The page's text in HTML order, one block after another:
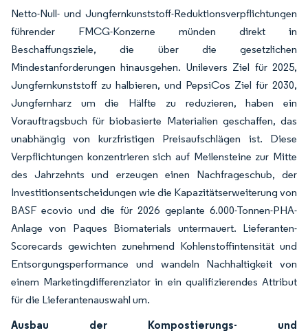
Netto-Null- und Jungfernkunststoff-Reduktionsverpflichtungen
führender FMCG-Konzerne münden direkt in
Beschaffungsziele, die über die gesetzlichen
Mindestanforderungen hinausgehen. Unilevers Ziel für 2025,
Jungfernkunststoff zu halbieren, und PepsiCos Ziel für 2030,
Jungfernharz um die Hälfte zu reduzieren, haben ein
Vorauftragsbuch für biobasierte Materialien geschaffen, das
unabhängig von kurzfristigen Preisaufschlägen ist. Diese
Verpflichtungen konzentrieren sich auf Meilensteine zur Mitte
des Jahrzehnts und erzeugen einen Nachfrageschub, der
Investitionsentscheidungen wie die Kapazitätserweiterung von
BASF ecovio und die für 2026 geplante 6.000-Tonnen-PHA-
Anlage von Paques Biomaterials untermauert. Lieferanten-
Scorecards gewichten zunehmend Kohlenstoffintensität und
Entsorgungsperformance und wandeln Nachhaltigkeit von
einem Marketingdifferenziator in ein qualifizierendes Attribut
für die Lieferantenauswahl um.
Ausbau der Kompostierungs- und